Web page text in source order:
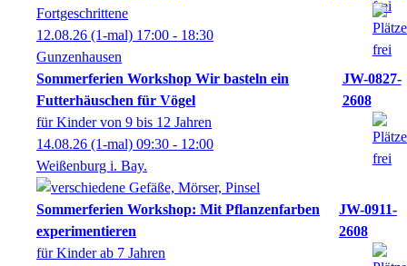
Fortgeschrittene
12.08.26 (1-mal) 17:00 - 18:30
Gunzenhausen
Sommerferien Workshop Wir basteln ein
Futterhäuschen für Vögel
JW-0827-
2608
für Kinder von 9 bis 12 Jahren
14.08.26 (1-mal) 09:30 - 12:00
Weißenburg i. Bay.
Sommerferien Workshop: Mit Pflanzenfarben
experimentieren
JW-0911-
2608
für Kinder ab 7 Jahren